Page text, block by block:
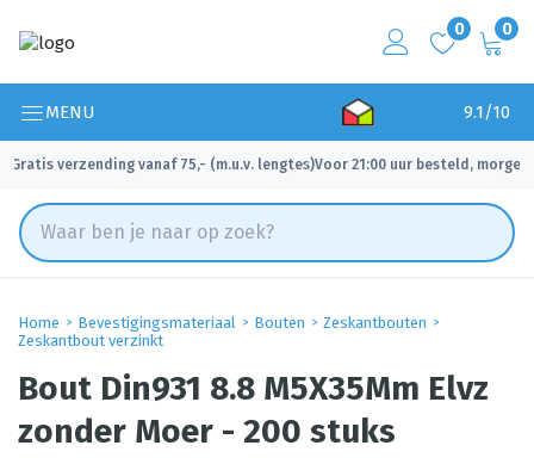
0 0
MENU 9.1/10
Gratis verzending vanaf 75,- (m.u.v. lengtes)
✓ Voor 21:00 uur besteld, morgen
Home Bevestigingsmateriaal Bouten
Zeskantbouten
Zeskantbout verzinkt
Bout Din931 8.8 M5X35Mm Elvz
zonder Moer - 200 stuks